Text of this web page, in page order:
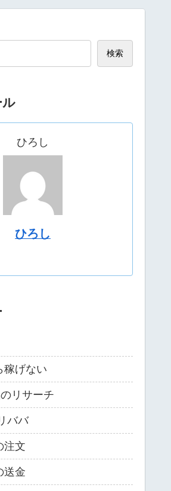
検索
ル
ひろし
ひろし
稼げない
リサーチ
ババ
注文
送金